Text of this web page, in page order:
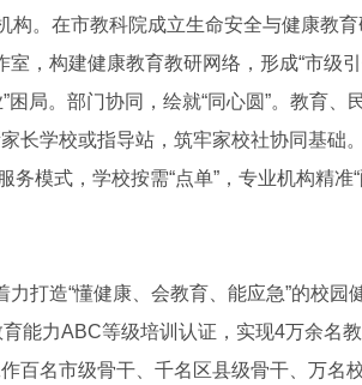
。在市教科院成立生命安全与健康教
，构建健康教育教研网络，形成“市级
局。部门协同，绘就“同心圆”。教育、
长学校或指导站，筑牢家校社协同基础
务模式，学校按需“点单”，专业机构精准
力打造“懂健康、会教育、能应急”的校园
能力ABC等级培训认证，实现4万余名教
百名市级骨干、千名区县级骨干、万名